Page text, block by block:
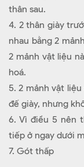
thân sau.
4. 2 thân giày
nhau bằng 2
2 mảnh vật liệu
hoá.
5. 2 mảnh vật
đế giày, nhưng
6. Vì điều 5 nên
tiếp ở ngay dưới
7. Gót thấp